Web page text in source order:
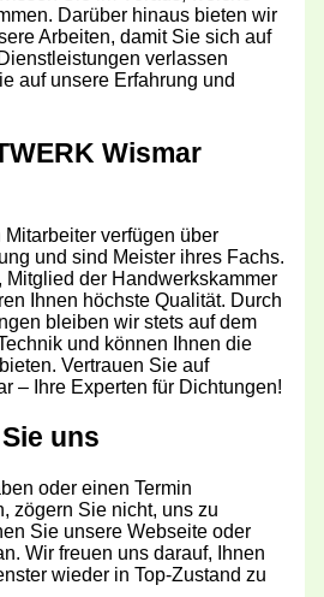
Darüber hinaus bieten wir
Arbeiten, damit Sie sich auf
verlassen
auf unsere Erfahrung und
Wismar
verfügen über
und sind Meister ihres Fachs.
Mitglied der Handwerkskammer
Ihnen höchste Qualität. Durch
bleiben wir stets auf dem
und können Ihnen die
Vertrauen Sie auf
– Ihre Experten für Dichtungen!
uns
oder einen Termin
zögern Sie nicht, uns zu
Sie unsere Webseite oder
Wir freuen uns darauf, Ihnen
wieder in Top-Zustand zu